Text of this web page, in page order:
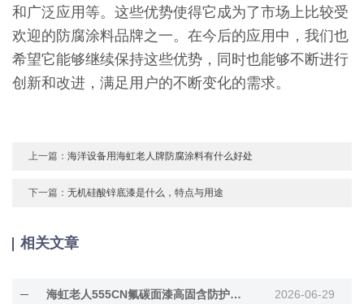
和广泛应用等。这些优势使得它成为了市场上比较受
欢迎的防腐涂料品牌之一。在今后的应用中，我们也
希望它能够继续保持这些优势，同时也能够不断进行
创新和改进，满足用户的不断变化的需求。
上一篇：海洋设备用海虹老人牌防腐涂料有什么好处
下一篇：无机硅酸锌底漆是什么，特点与用途
相关文章
海虹老人555CN氟碳面漆高固含防护面漆 2026-06-29